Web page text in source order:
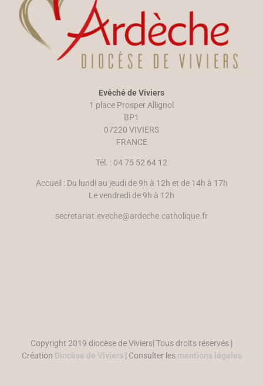
Evêché de Viviers
1 place Prosper Allignol
BP1
07220 VIVIERS
FRANCE
Tél. : 04 75 52 64 12
Accueil : Du lundi au jeudi de 9h à 12h et de 14h à 17h
Le vendredi de 9h à 12h
secretariat.eveche@ardeche.catholique.fr
Copyright 2019 diocèse de Viviers| Tous droits réservés |
Création Diocèse de Viviers | Consulter les mentions légales